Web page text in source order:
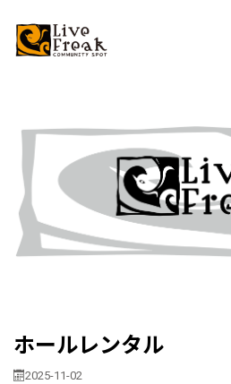
ホールレンタル
2025-11-02